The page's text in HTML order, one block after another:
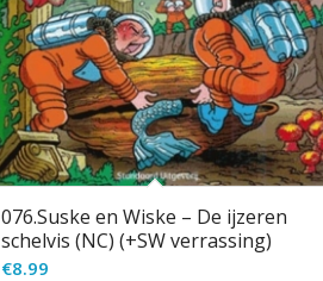
076.Suske en Wiske – De ijzeren
schelvis (NC) (+SW verrassing)
€8.99